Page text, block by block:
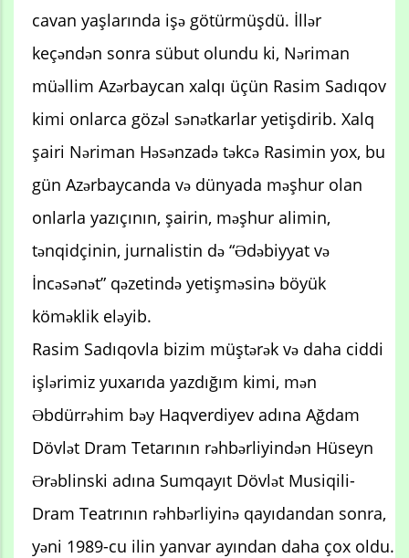
cavan yaşlarında işə götürmüşdü. İllər
keçəndən sonra sübut olundu ki, Nəriman
müəllim Azərbaycan xalqı üçün Rasim Sadıqov
kimi onlarca gözəl sənətkarlar yetişdirib. Xalq
şairi Nəriman Həsənzadə təkcə Rasimin yox, bu
gün Azərbaycanda və dünyada məşhur olan
onlarla yazıçının, şairin, məşhur alimin,
tənqidçinin, jurnalistin də “Ədəbiyyat və
İncəsənət” qəzetində yetişməsinə böyük
köməklik eləyib.
Rasim Sadıqovla bizim müştərək və daha ciddi
işlərimiz yuxarıda yazdığım kimi, mən
Əbdürrəhim bəy Haqverdiyev adına Ağdam
Dövlət Dram Tetarının rəhbərliyindən Hüseyn
Ərəblinski adına Sumqayıt Dövlət Musiqili-
Dram Teatrının rəhbərliyinə qayıdandan sonra,
yəni 1989-cu ilin yanvar ayından daha çox oldu.